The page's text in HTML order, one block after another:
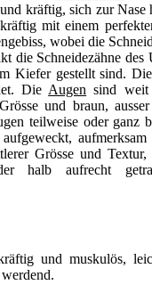
kräf­tig, sich zur Nase
mit einem
wobei die
die Schnei­de­zäh­ne
Kie­fer gestellt sind.
Die Augen sind weit
und braun,
teil­wei­se oder ganz
Grös­se und Tex­tur,
halb auf­recht
und mus­ku­lös,